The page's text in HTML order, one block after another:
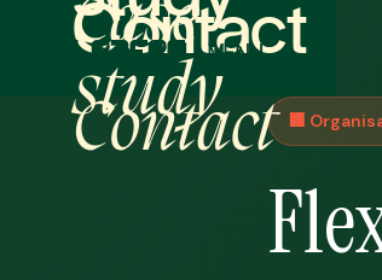
MENU
FERMER
Case
study
Contact
Contact 🏢